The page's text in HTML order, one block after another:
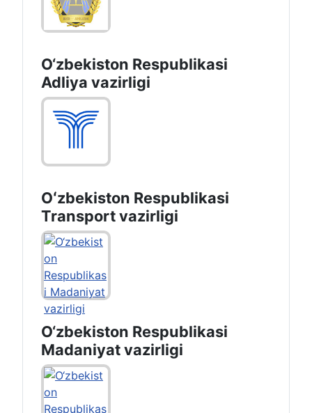
O‘zbekiston Respublikasi
Adliya vazirligi
Oʻzbekiston Respublikasi
Transport vazirligi
O‘zbekiston Respublikasi
Madaniyat vazirligi